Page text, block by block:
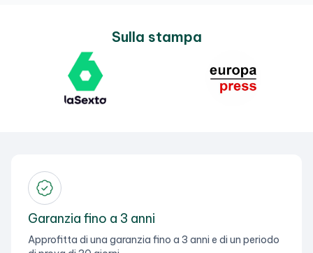
Sulla stampa
Garanzia fino a 3 anni
Approfitta di una garanzia fino a 3 anni e di un periodo